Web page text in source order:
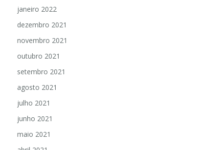
janeiro 2022
dezembro 2021
novembro 2021
outubro 2021
setembro 2021
agosto 2021
julho 2021
junho 2021
maio 2021